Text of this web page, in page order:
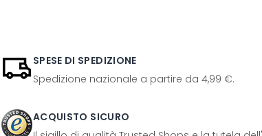
SPESE DI SPEDIZIONE
Spedizione nazionale a partire da 4,99 €.
ACQUISTO SICURO